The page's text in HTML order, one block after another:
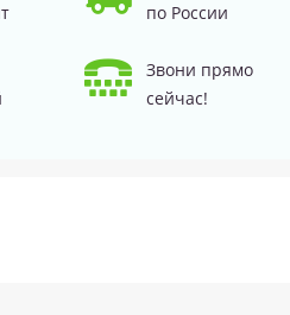
по России
Звони прямо
сейчас!